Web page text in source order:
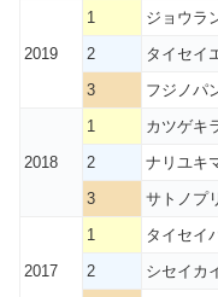
2019
1 ジョウラ
2
タイセイ
3
フジノパ
2018
1 カツゲキ
2
ナリユキ
3
サトノプ
2017
1 タイセイ
2
シセイカ